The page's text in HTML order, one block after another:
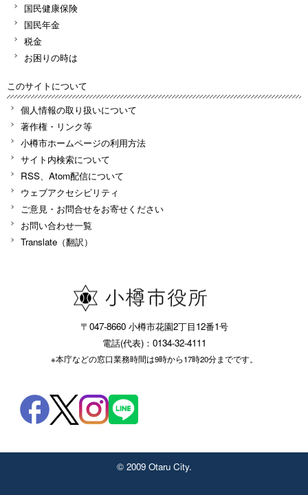
国民健康保険
国民年金
税金
お困りの時は
このサイトについて
個人情報の取り扱いについて
著作権・リンク等
小樽市ホームページの利用方法
サイト内検索について
RSS、Atom配信について
ウェブアクセシビリティ
ご意見・お問合せをお寄せください
お問い合わせ一覧
Translate（翻訳）
〒047-8660 小樽市花園2丁目12番1号
電話(代表)：0134-32-4111
※本庁などの窓口業務時間は9時から17時20分までです。
© 2009 Otaru City.